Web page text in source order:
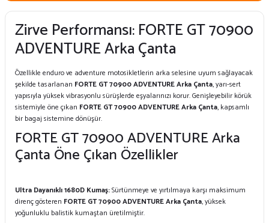
Zirve Performansı: FORTE GT 70900
ADVENTURE Arka Çanta
Özellikle enduro ve adventure motosikletlerin arka selesine uyum sağlayacak
şekilde tasarlanan FORTE GT 70900 ADVENTURE Arka Çanta, yarı-sert
yapısıyla yüksek vibrasyonlu sürüşlerde eşyalarınızı korur. Genişleyebilir körük
sistemiyle öne çıkan FORTE GT 70900 ADVENTURE Arka Çanta, kapsamlı
bir bagaj sistemine dönüşür.
FORTE GT 70900 ADVENTURE Arka
Çanta Öne Çıkan Özellikler
Ultra Dayanıklı 1680D Kumaş:Sürtünmeye ve yırtılmaya karşı maksimum
direnç gösteren FORTE GT 70900 ADVENTURE Arka Çanta, yüksek
yoğunluklu balistik kumaştan üretilmiştir.